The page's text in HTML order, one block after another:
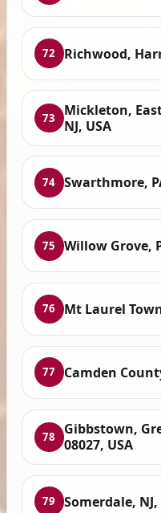
72 Richwood,
73
Mickleton,
NJ, USA
74 Swarthmore,
75 Willow Grove,
76 Mt Laurel
77 Camden
78
Gibbstown,
08027, USA
79 Somerdale, NJ,